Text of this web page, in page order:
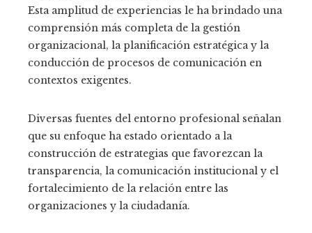
Esta amplitud de experiencias le ha brindado una
comprensión más completa de la gestión
organizacional, la planificación estratégica y la
conducción de procesos de comunicación en
contextos exigentes.
Diversas fuentes del entorno profesional señalan
que su enfoque ha estado orientado a la
construcción de estrategias que favorezcan la
transparencia, la comunicación institucional y el
fortalecimiento de la relación entre las
organizaciones y la ciudadanía.